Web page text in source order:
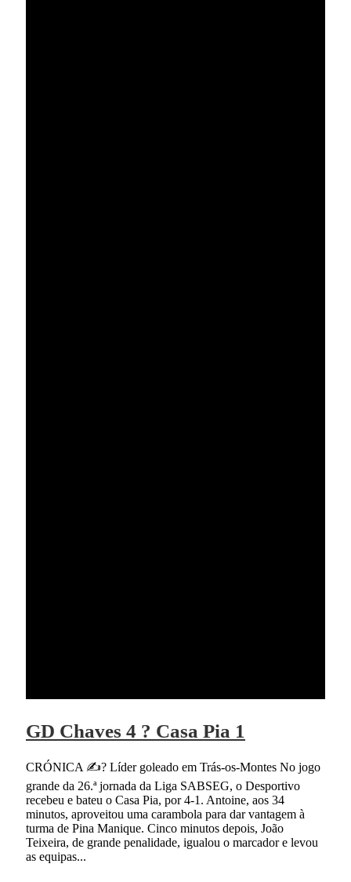
GD Chaves 4 ? Casa Pia 1
CRÓNICA ✍? Líder goleado em Trás-os-Montes No jogo
grande da 26.ª jornada da Liga SABSEG, o Desportivo
recebeu e bateu o Casa Pia, por 4-1. Antoine, aos 34
minutos, aproveitou uma carambola para dar vantagem à
turma de Pina Manique. Cinco minutos depois, João
Teixeira, de grande penalidade, igualou o marcador e levou
as equipas...